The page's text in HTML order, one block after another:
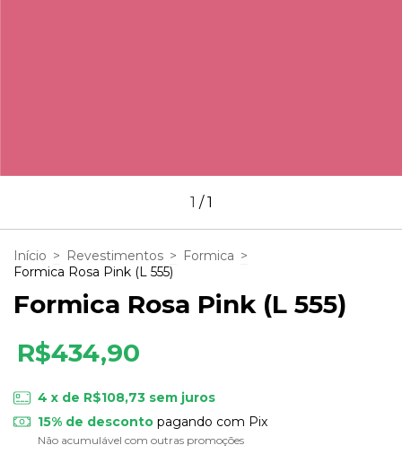
1 /1
Início > Revestimentos > Formica >
Formica Rosa Pink (L 555)
Formica Rosa Pink (L 555)
R$434,90
4 x de R$108,73 sem juros
15% de descontopagando com Pix
Não acumulável com outras promoções